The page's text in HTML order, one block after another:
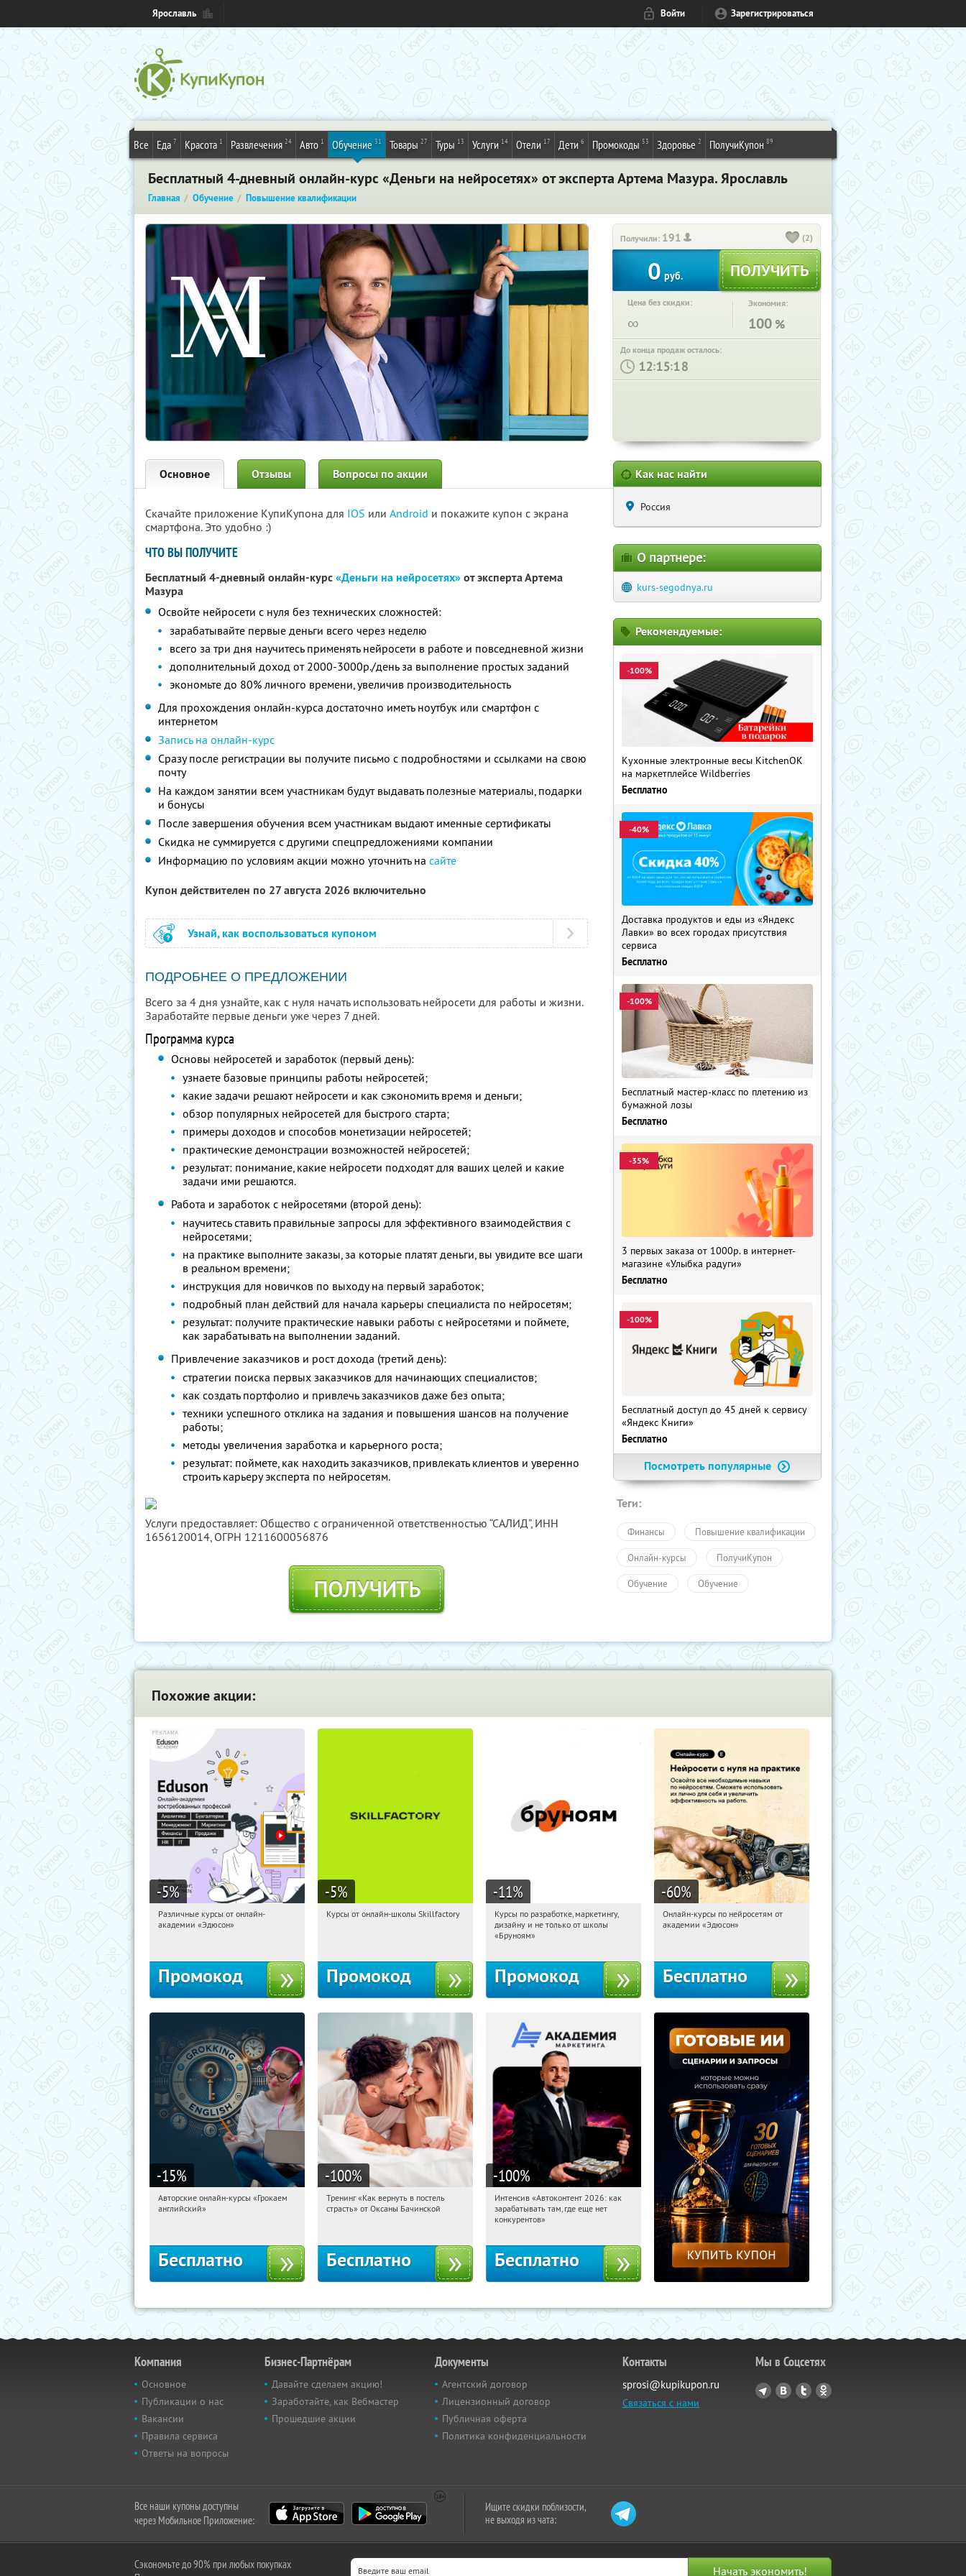
Ярославль Войти Зарегистрироваться
Все Еда 7 Красота 1 Развлечения 24 Авто 1 Обучение 31 Товары 27 Туры 13 Услуги 14 Отели 17 Дети 6 Промокоды 53 Здоровье 2 ПолучиКупон 89
Бесплатный 4-дневный онлайн-курс «Деньги на нейросетях» от эксперта Артема Мазура. Ярославль
Главная Обучение Повышение квалификации
Получили: 191 (2)
0 руб.
Цена без скидки:
∞
Экономия:
100 %
До конца продаж осталось:
: :
Основное Отзывы Вопросы по акции
Скачайте приложение КупиКупона для IOS или Android и покажите купон с экрана
смартфона. Это удобно :)
ЧТО ВЫ ПОЛУЧИТЕ
Бесплатный 4-дневный онлайн-курс«Деньги на нейросетях»от эксперта Артема
Мазура
Освойте нейросети с нуля без технических сложностей:
зарабатывайте первые деньги всего через неделю
всего за три дня научитесь применять нейросети в работе и повседневной жизни
дополнительный доход от 2000-3000р./день за выполнение простых заданий
экономьте до 80% личного времени, увеличив производительность
Для прохождения онлайн-курса достаточно иметь ноутбук или смартфон с
интернетом
Запись на онлайн-курс
Сразу после регистрации вы получите письмо с подробностями и ссылками на свою
почту
На каждом занятии всем участникам будут выдавать полезные материалы, подарки
и бонусы
После завершения обучения всем участникам выдают именные сертификаты
Скидка не суммируется с другими спецпредложениями компании
Информацию по условиям акции можно уточнить на сайте
Купон действителен по 27 августа 2026 включительно
Узнай, как воспользоваться купоном
ПОДРОБНЕЕ О ПРЕДЛОЖЕНИИ
Всего за 4 дня узнайте, как с нуля начать использовать нейросети для работы и жизни.
Заработайте первые деньги уже через 7 дней.
Программа курса
Основы нейросетей и заработок (первый день):
узнаете базовые принципы работы нейросетей;
какие задачи решают нейросети и как сэкономить время и деньги;
обзор популярных нейросетей для быстрого старта;
примеры доходов и способов монетизации нейросетей;
практические демонстрации возможностей нейросетей;
результат: понимание, какие нейросети подходят для ваших целей и какие
задачи ими решаются.
Работа и заработок с нейросетями (второй день):
научитесь ставить правильные запросы для эффективного взаимодействия с
нейросетями;
на практике выполните заказы, за которые платят деньги, вы увидите все шаги
в реальном времени;
инструкция для новичков по выходу на первый заработок;
подробный план действий для начала карьеры специалиста по нейросетям;
результат: получите практические навыки работы с нейросетями и поймете,
как зарабатывать на выполнении заданий.
Привлечение заказчиков и рост дохода (третий день):
стратегии поиска первых заказчиков для начинающих специалистов;
как создать портфолио и привлечь заказчиков даже без опыта;
техники успешного отклика на задания и повышения шансов на получение
работы;
методы увеличения заработка и карьерного роста;
результат: поймете, как находить заказчиков, привлекать клиентов и уверенно
строить карьеру эксперта по нейросетям.
Услуги предоставляет: Общество с ограниченной ответственностью “САЛИД”, ИНН
1656120014, ОГРН 1211600056876
ПОЛУЧИТЬ
Как нас найти
Россия
О партнере:
kurs-segodnya.ru
Рекомендуемые:
-100%
Кухонные электронные весы KitchenOK
на маркетплейсе Wildberries
Бесплатно
-40%
Доставка продуктов и еды из «Яндекс
Лавки» во всех городах присутствия
сервиса
Бесплатно
-100%
Бесплатный мастер-класс по плетению из
бумажной лозы
Бесплатно
-35%
3 первых заказа от 1000р. в интернет-
магазине «Улыбка радуги»
Бесплатно
-100%
Бесплатный доступ до 45 дней к сервису
«Яндекс Книги»
Бесплатно
Посмотреть популярные
Теги:
Финансы Повышение квалификации
Онлайн-курсы ПолучиКупон
Обучение Обучение
Похожие акции:
-5%
15:15:15 Получили:
Различные курсы от онлайн-
академии «Эдюсон»
Промокод
-5%
15:15:15
Получи первым!
Курсы от онлайн-школы Skillfactory
Промокод
-11%
15:15:15
Получи первым!
Россия
Курсы по разработке, маркетингу,
дизайну и не только от школы
«Бруноям»
Промокод
-60%
15:15:15 Получили:
Онлайн-курсы по нейросетям от
академии «Эдюсон»
Бесплатно
-15%
15:15:15 Получили:
Авторские онлайн-курсы «Грокаем
английский»
Бесплатно
-100%
15:15:15 Получили:
Тренинг «Как вернуть в постель
страсть» от Оксаны Бачинской
Бесплатно
-100%
15:15:15 Получили:
Россия
Интенсив «Автоконтент 2026: как
зарабатывать там, где еще нет
конкурентов»
Бесплатно
Компания
Основное
Публикации о нас
Вакансии
Правила сервиса
Ответы на вопросы
Бизнес-Партнёрам
Давайте сделаем акцию!
Заработайте, как Вебмастер
Прошедшие акции
Документы
Агентский договор
Лицензионный договор
Публичная оферта
Политика конфиденциальности
Контакты
sprosi@kupikupon.ru
Связаться с нами
Мы в Соцсетях
Все наши купоны доступны
через Мобильное Приложение:
Ищите скидки поблизости,
не выходя из чата:
Сэкономьте до 90% при любых покупках